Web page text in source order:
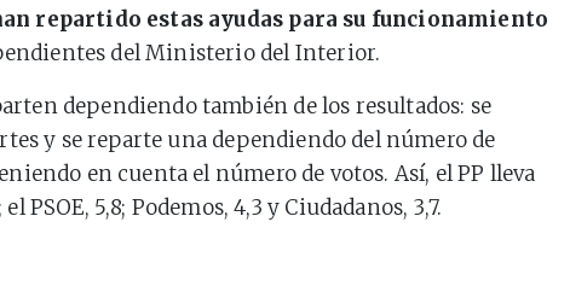
repartido estas ayudas para su funcionamiento
del Ministerio del Interior.
dependiendo también de los resultados: se
y se reparte una dependiendo del número de
en cuenta el número de votos. Así, el PP lleva
PSOE, 5,8; Podemos, 4,3 y Ciudadanos, 3,7.